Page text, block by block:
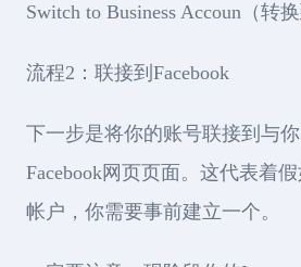
Switch to Business Accoun（转
流程2：联接到Facebook
下一步是将你的账号联接到与
Facebook网页页面。这代表着
帐户，你需要事前建立一个。